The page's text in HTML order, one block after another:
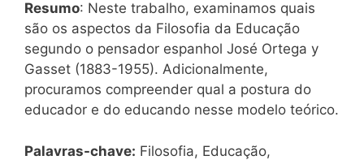
Resumo: Neste trabalho, examinamos quais
são os aspectos da Filosofia da Educação
segundo o pensador espanhol José Ortega y
Gasset (1883-1955). Adicionalmente,
procuramos compreender qual a postura do
educador e do educando nesse modelo teórico.
Palavras-chave: Filosofia, Educação,